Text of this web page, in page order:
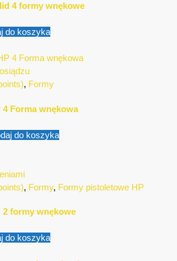
4 formy wnękowe
do koszyka
, Formy
4 Forma wnękowa
do koszyka
, Formy, Formy pistoletowe HP
2 formy wnękowe
do koszyka